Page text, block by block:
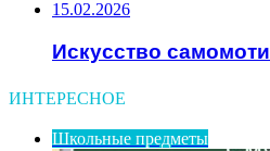
15.02.2026
Искусство
ИНТЕРЕСНОЕ
Школьные предметы